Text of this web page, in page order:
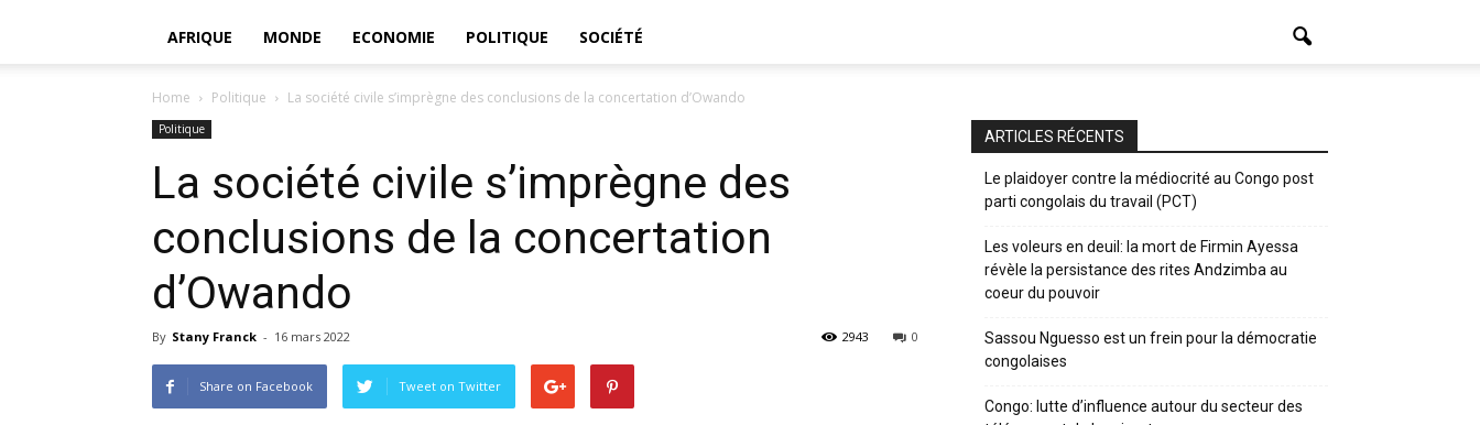
AFRIQUE MONDE ECONOMIE POLITIQUE SOCIÉTÉ
Home Politique La société civile s’imprègne des conclusions de la concertation d’Owando
Politique
La société civile s’imprègne des
conclusions de la concertation
d’Owando
By Stany Franck - 16 mars 2022 0
2943
Share on Facebook Tweet on Twitter
ARTICLES RÉCENTS
Le plaidoyer contre la médiocrité au Congo post
parti congolais du travail (PCT)
Les voleurs en deuil: la mort de Firmin Ayessa
révèle la persistance des rites Andzimba au
coeur du pouvoir
Sassou Nguesso est un frein pour la démocratie
congolaises
Congo: lutte d’influence autour du secteur des